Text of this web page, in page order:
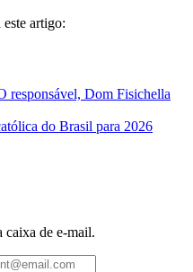
este artigo:
responsável, Dom Fisichella
do Brasil para 2026
caixa de e-mail.